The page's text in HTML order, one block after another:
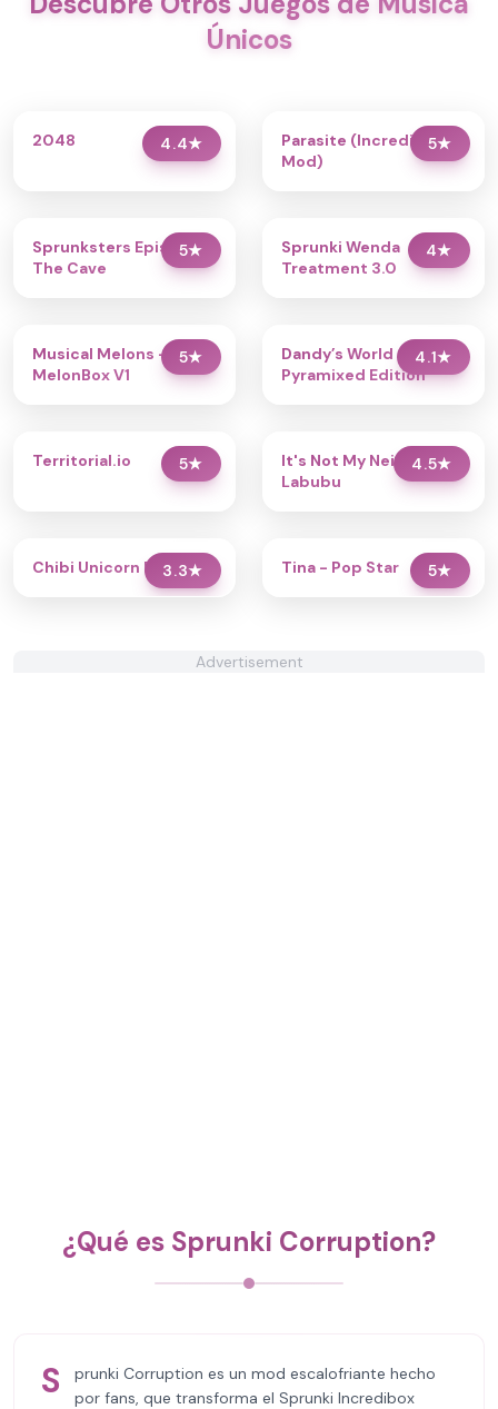
Únicos
4.4★
2048 5★
Parasite (Incredibox
Mod)
5★
Sprunksters Episode 2:
The Cave
4★
Sprunki Wenda
Treatment 3.0
5★
Musical Melons –
MelonBox V1
4.1★
Dandy’s World
Pyramixed Edition
5★
Territorial.io 4.5★
It's Not My Neighbor:
Labubu
3.3★
Chibi Unicorn Dress Up 5★
Tina - Pop Star
Advertisement
¿Qué es Sprunki Corruption?
S
prunki Corruption es un mod escalofriante hecho
por fans, que transforma el Sprunki Incredibox